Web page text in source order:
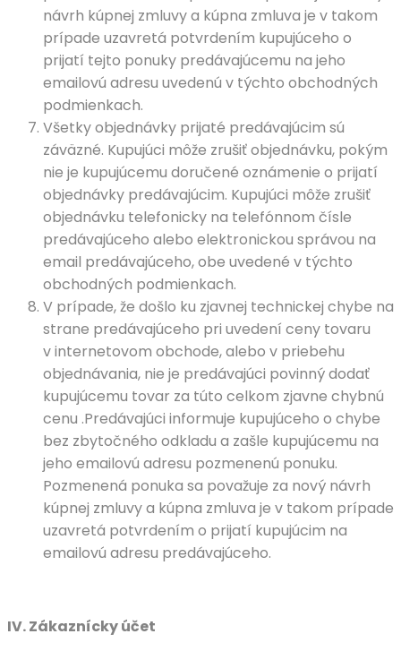
návrh kúpnej zmluvy a kúpna zmluva je v takom
prípade uzavretá potvrdením kupujúceho o
prijatí tejto ponuky predávajúcemu na jeho
emailovú adresu uvedenú v týchto obchodných
podmienkach.
Všetky objednávky prijaté predávajúcim sú
záväzné. Kupujúci môže zrušiť objednávku, pokým
nie je kupujúcemu doručené oznámenie o prijatí
objednávky predávajúcim. Kupujúci môže zrušiť
objednávku telefonicky na telefónnom čísle
predávajúceho alebo elektronickou správou na
email predávajúceho, obe uvedené v týchto
obchodných podmienkach.
V prípade, že došlo ku zjavnej technickej chybe na
strane predávajúceho pri uvedení ceny tovaru
v internetovom obchode, alebo v priebehu
objednávania, nie je predávajúci povinný dodať
kupujúcemu tovar za túto celkom zjavne chybnú
cenu .Predávajúci informuje kupujúceho o chybe
bez zbytočného odkladu a zašle kupujúcemu na
jeho emailovú adresu pozmenenú ponuku.
Pozmenená ponuka sa považuje za nový návrh
kúpnej zmluvy a kúpna zmluva je v takom prípade
uzavretá potvrdením o prijatí kupujúcim na
emailovú adresu predávajúceho.
IV.Zákaznícky účet